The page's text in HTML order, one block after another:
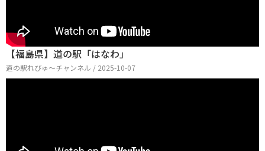
【福島県】道の駅「はなわ」
道の駅れびゅ〜チャンネル / 2025-10-07